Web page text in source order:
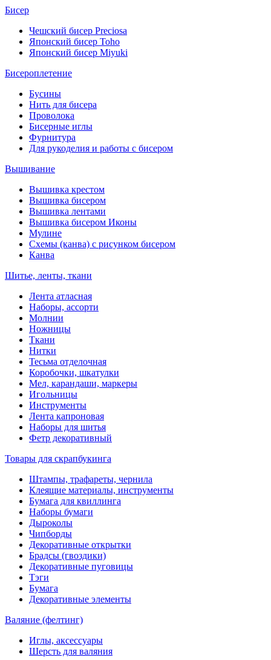
Бисер
Чешский бисер Preciosa
Японский бисер Toho
Японский бисер Miyuki
Бисероплетение
Бусины
Нить для бисера
Проволока
Бисерные иглы
Фурнитура
Для рукоделия и работы с бисером
Вышивание
Вышивка крестом
Вышивка бисером
Вышивка лентами
Вышивка бисером Иконы
Мулине
Схемы (канва) с рисунком бисером
Канва
Шитье, ленты, ткани
Лента атласная
Наборы, ассорти
Молнии
Ножницы
Ткани
Нитки
Тесьма отделочная
Коробочки, шкатулки
Мел, карандаши, маркеры
Игольницы
Инструменты
Лента капроновая
Наборы для шитья
Фетр декоративный
Товары для скрапбукинга
Штампы, трафареты, чернила
Клеящие материалы, инструменты
Бумага для квиллинга
Наборы бумаги
Дыроколы
Чипборды
Декоративные открытки
Брадсы (гвоздики)
Декоративные пуговицы
Тэги
Бумага
Декоративные элементы
Валяние (фелтинг)
Иглы, аксессуары
Шерсть для валяния